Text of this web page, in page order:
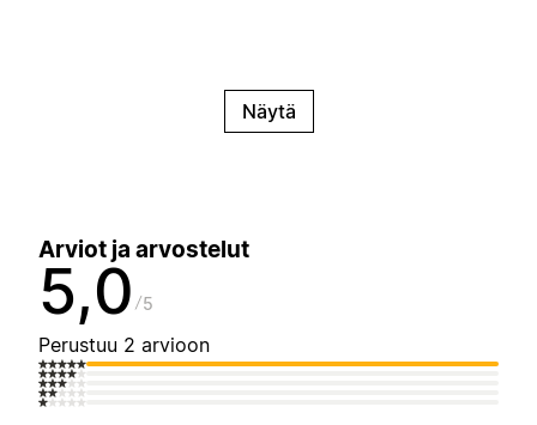
Näytä
Arviot ja arvostelut
5,0 5
Perustuu 2 arvioon